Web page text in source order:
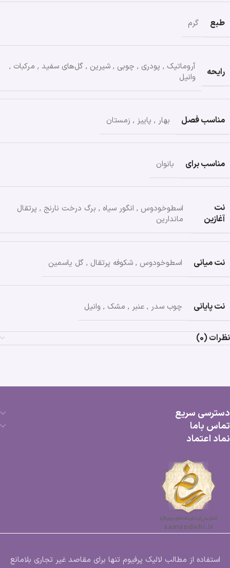
طبع گرم
رایحه آروماتیک , پودری , چوبی , شیرین , گل‌های سفید , مرکبات ,
وانیل
مناسب فصل بهار , پاییز , زمستان
مناسب برای بانوان
نت
آغازین
اسطوخودوس , انگور سیاه , برگ درخت نارنج , پرتقال
ماندارین
نت میانی اسطوخودوس , شکوفه پرتقال , گل یاسمین
نت پایانی چوب سدر , عنبر , مشک , وانیل
نظرات (0)
دسترسی سریع
تماس باما
نماد اعتماد
استفاده از مطالب لالیک پرفیوم تنها برای مقاصد غیر تجاری بلامانع